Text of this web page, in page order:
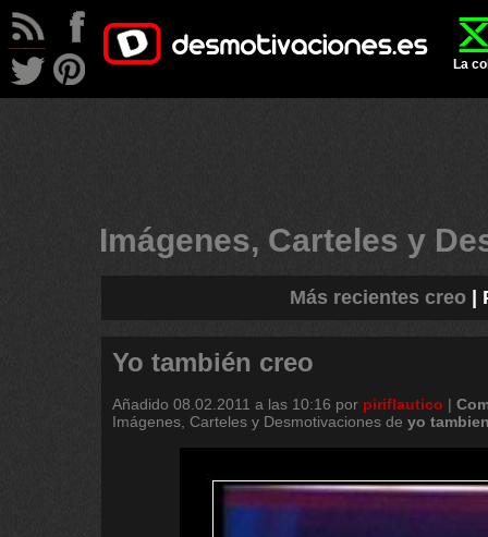
La
Imágenes, Carteles y
Más recientes creo|
Yo también creo
Añadido 08.02.2011 a las 10:16 por piriflautico |
Imágenes, Carteles y Desmotivaciones de yo